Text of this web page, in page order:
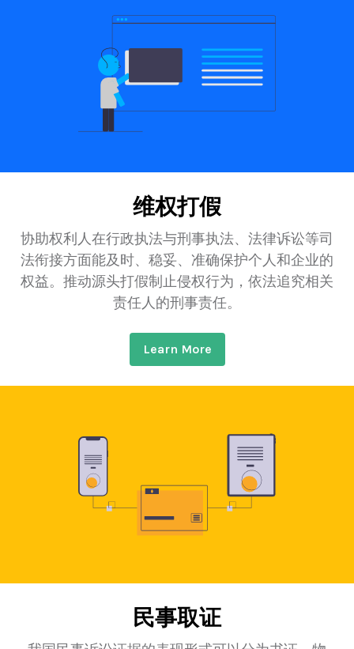
维权打假
协助权利人在行政执法与刑事执法、法律诉讼等司
法衔接方面能及时、稳妥、准确保护个人和企业的
权益。推动源头打假制止侵权行为，依法追究相关
责任人的刑事责任。
Learn More
民事取证